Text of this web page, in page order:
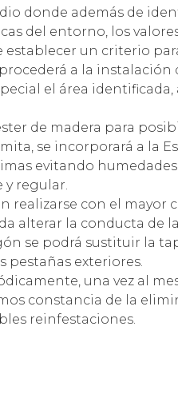
donde además de
del entorno, los
un criterio
a la
el área
de madera para
se incorporará a la
evitando
regular.
realizarse con el
alterar la conducta de
se podrá sustituir la
exteriores.
una vez al
constancia de la
reinfestaciones.